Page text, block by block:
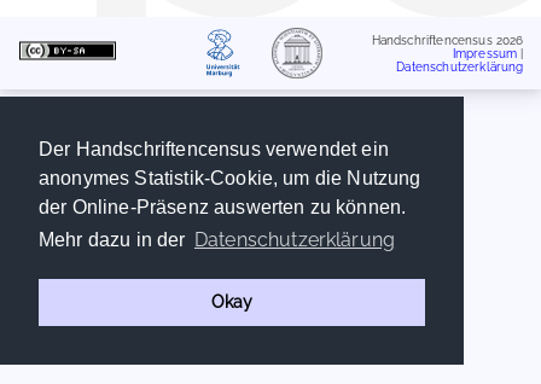
Der Handschriftencensus verwendet ein
anonymes Statistik-Cookie, um die Nutzung
der Online-Präsenz auswerten zu können.
Mehr dazu in der Datenschutzerklärung
Okay
Handschriftencensus 2026
Impressum
Datenschutzerklärung